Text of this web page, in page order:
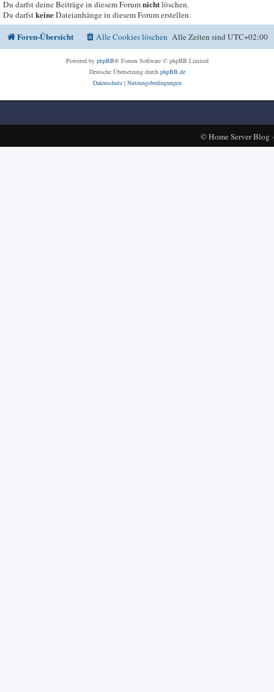
Du darfst deine Beiträge in diesem Forumnichtlöschen.
Du darfstkeineDateianhänge in diesem Forum erstellen.
Foren-Übersicht Alle Zeiten sindUTC+02:00
Alle Cookies löschen
Powered by phpBB® Forum Software © phpBB Limited
Deutsche Übersetzung durch phpBB.de
Datenschutz| Nutzungsbedingungen
©Home Server Blog